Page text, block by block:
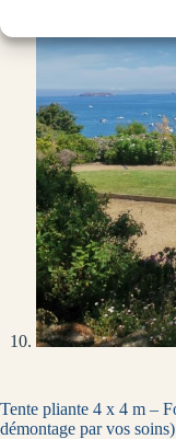
Tente pliante 4 x 4 m –
démontage par vos soins)